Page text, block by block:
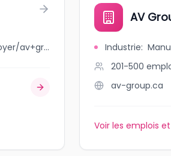
jobbank.gc.ca/browsejobs/employer/av+group/ca
AV
Industrie:
201-500
av-group.ca
Voir les emplois